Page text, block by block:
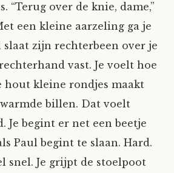
“Terug over de knie, dame,”
een kleine aarzeling ga je
zijn rechterbeen over je
vast. Je voelt hoe
hout kleine rondjes maakt
billen. Dat voelt
Je begint er net een beetje
Paul begint te slaan. Hard.
snel. Je grijpt de stoelpoot